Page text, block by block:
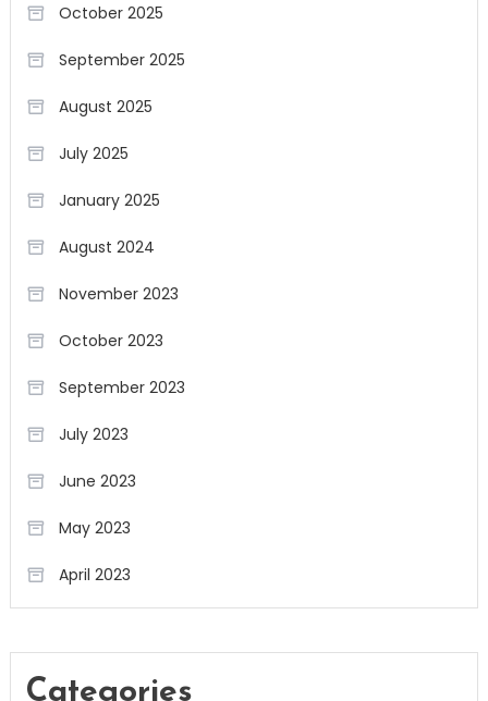
October 2025
September 2025
August 2025
July 2025
January 2025
August 2024
November 2023
October 2023
September 2023
July 2023
June 2023
May 2023
April 2023
Categories